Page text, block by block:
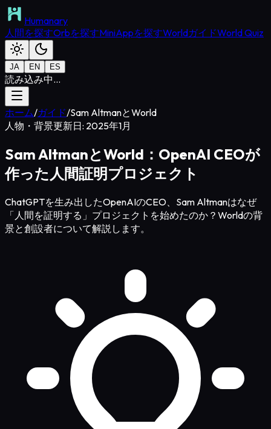
Humanary
人間を探すOrbを探すMiniAppを探すWorldガイドWorld Quiz
JA EN ES
読み込み中...
ホーム/ガイド/Sam AltmanとWorld
人物・背景更新日: 2025年1月
Sam AltmanとWorld：OpenAI CEOが
作った人間証明プロジェクト
ChatGPTを生み出したOpenAIのCEO、Sam Altmanはなぜ
「人間を証明する」プロジェクトを始めたのか？Worldの背
景と創設者について解説します。